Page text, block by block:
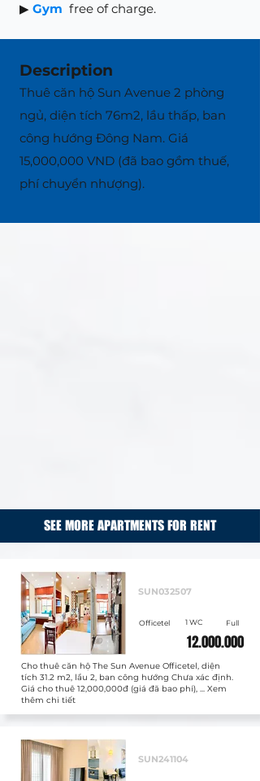
▶ Gym free of charge.
Description
Thuê căn hộ Sun Avenue 2 phòng
ngủ, diện tích 76m2, lầu thấp, ban
công hướng Đông Nam. Giá
15,000,000 VND (đã bao gồm thuế,
phí chuyển nhượng).
SEE MORE APARTMENTS FOR RENT
SUN032507
Officetel 1 WC Full
12.000.000
Cho thuê căn hộ The Sun Avenue Officetel, diện
tích 31.2 m2, lầu 2, ban công hướng Chưa xác định.
Giá cho thuê 12,000,000đ (giá đã bao phí), ... Xem
thêm chi tiết
SUN241104